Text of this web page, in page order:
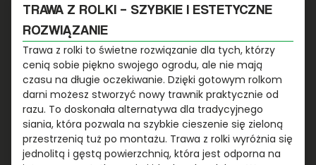
TRAWA Z ROLKI – SZYBKIE I ESTETYCZNE
ROZWIĄZANIE
Trawa z rolki to świetne rozwiązanie dla tych, którzy
cenią sobie piękno swojego ogrodu, ale nie mają
czasu na długie oczekiwanie. Dzięki gotowym rolkom
darni możesz stworzyć nowy trawnik praktycznie od
razu. To doskonała alternatywa dla tradycyjnego
siania, która pozwala na szybkie cieszenie się zieloną
przestrzenią tuż po montażu. Trawa z rolki wyróżnia się
jednolitą i gęstą powierzchnią, która jest odporna na